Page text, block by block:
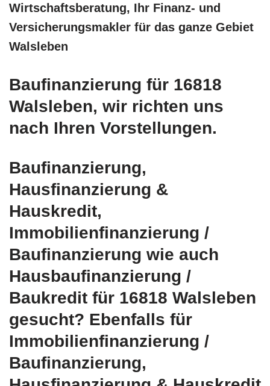
Wirtschaftsberatung, Ihr Finanz- und
Versicherungsmakler für das ganze Gebiet
Walsleben
Baufinanzierung für 16818
Walsleben, wir richten uns
nach Ihren Vorstellungen.
Baufinanzierung,
Hausfinanzierung &
Hauskredit,
Immobilienfinanzierung /
Baufinanzierung wie auch
Hausbaufinanzierung /
Baukredit für 16818 Walsleben
gesucht? Ebenfalls für
Immobilienfinanzierung /
Baufinanzierung,